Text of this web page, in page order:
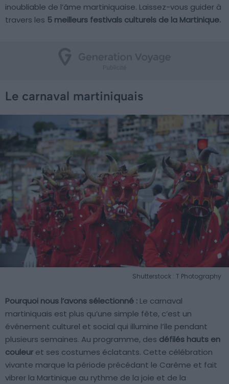
inoubliable de l’âme martiniquaise. Laissez-vous guider à
travers les 5 meilleurs festivals culturels de la Martinique.
Le carnaval martiniquais
Shutterstock : T Photography
Pourquoi nous l’avons sélectionné : Le carnaval
martiniquais est plus qu’une simple fête, c’est un
événement culturel et social qui illumine l’île pendant
plusieurs semaines. Au programme, des défilés hauts en
couleur et ses costumes éclatants. Cette célébration
vivante marque la période précédant le Carême et fait
vibrer la Martinique au rythme de la joie et de la